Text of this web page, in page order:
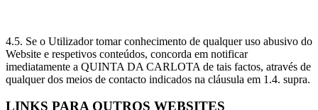
4.5. Se o Utilizador tomar conhecimento de qualquer uso abusivo do
Website e respetivos conteúdos, concorda em notificar
imediatamente a QUINTA DA CARLOTA de tais factos, através de
qualquer dos meios de contacto indicados na cláusula em 1.4. supra.
LINKS PARA OUTROS WEBSITES